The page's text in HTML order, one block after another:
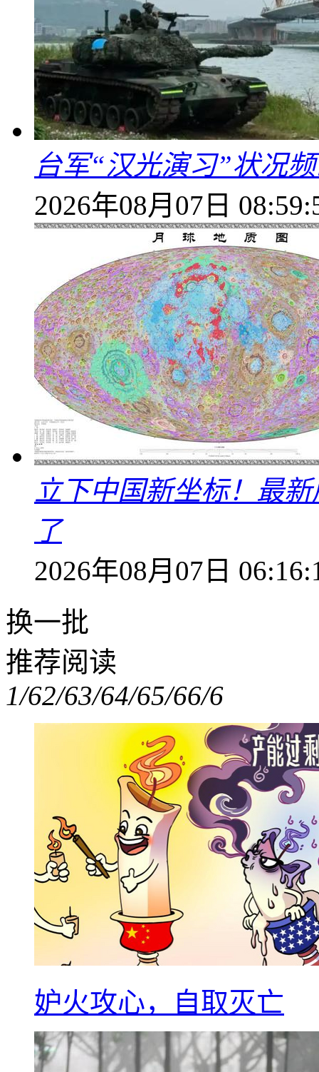
台军“汉光演习”状况
2026年08月07日
立下中国新坐标！最
了
2026年08月07日
换一批
推荐阅读
1/62/63/64/65/66/6
妒火攻心，自取灭亡